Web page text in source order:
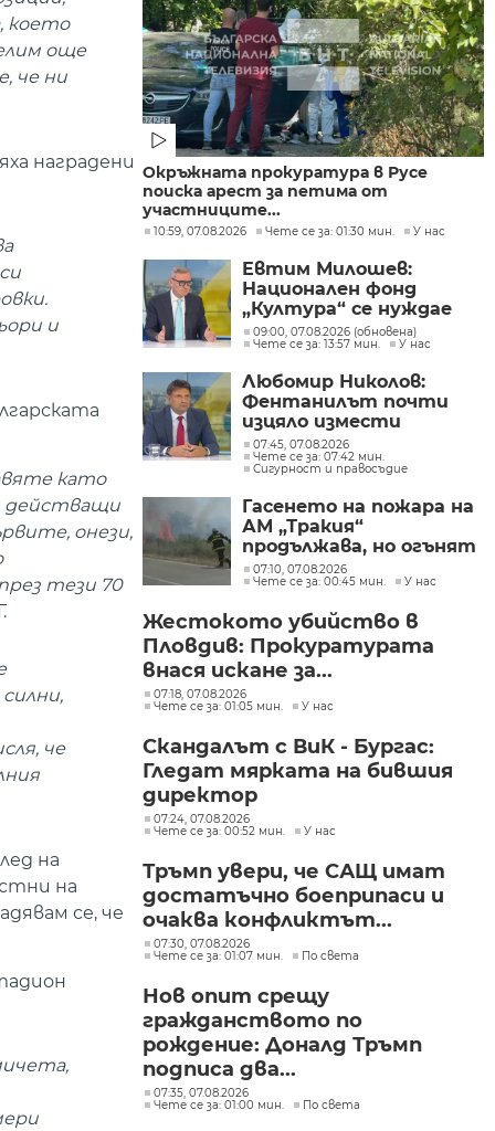
което
още
че ни
наградени
и
като
действащи
онези,
тези 70
че
на
на
се, че
Окръжната прокуратура в Русе
поиска арест за петима от
участниците...
10:59, 07.08.2026 Чете се за: 01:30 мин. У нас
Евтим Милошев:
Национален фонд
„Култура“ се нуждае
от законодателна
реформа, а процесите в
министерството ще
бъдат максимално
прозрачни
09:00, 07.08.2026 (обновена)
Чете се за: 13:57 мин.
У нас
Любомир Николов:
Фентанилът почти
изцяло измести
хероина, възможно е
разбитата
лаборатория да е
единствената у нас
07:45, 07.08.2026
Чете се за: 07:42 мин.
Сигурност и правосъдие
Гасенето на пожара на
АМ „Тракия“
продължава, но огънят
е локализиран
07:10, 07.08.2026
Чете се за: 00:45 мин.
У нас
Жестокото убийство в
Пловдив: Прокуратурата
внася искане за...
07:18, 07.08.2026
Чете се за: 01:05 мин.
У нас
Скандалът с ВиК - Бургас:
Гледат мярката на бившия
директор
07:24, 07.08.2026
Чете се за: 00:52 мин.
У нас
Тръмп увери, че САЩ имат
достатъчно боеприпаси и
очаква конфликтът...
07:30, 07.08.2026
Чете се за: 01:07 мин.
По света
Нов опит срещу
гражданството по
рождение: Доналд Тръмп
подписа два...
07:35, 07.08.2026
Чете се за: 01:00 мин.
По света